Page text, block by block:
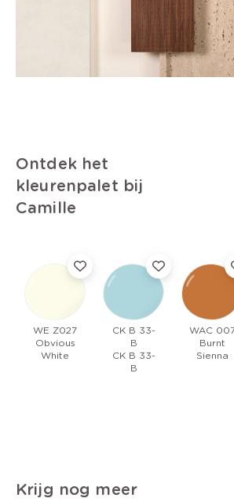
Ontdek het
kleurenpalet bij
Camille
WE Z027
Obvious
White
CK B 33-
B
CK B 33-
B
WAC
Burnt
Sienna
Krijg nog meer